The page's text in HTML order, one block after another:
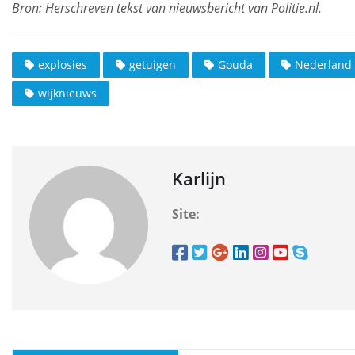
explosies getuigen Gouda Nederland
wijknieuws
Karlijn
Site: